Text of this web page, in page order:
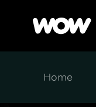
Home